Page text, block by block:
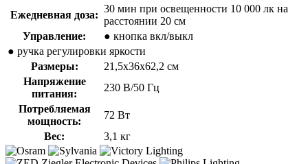
Ежедневная доза:
30 мин при освещенности 10 000 лк на
расстоянии 20 см
Управление:
● кнопка вкл/выкл
● ручка регулировки яркости
Размеры:
21,5х36х62,2 см
Напряжение
питания:
230 В/50 Гц
Потребляемая
мощность:
72 Вт
Вес:
3,1 кг